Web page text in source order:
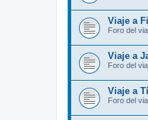
Viaje a
Foro del
Viaje a
Foro del
Viaje a
Foro del